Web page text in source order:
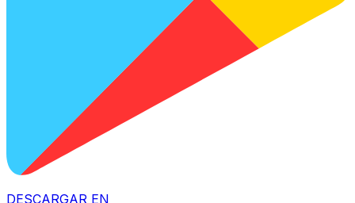
DESCARGAR EN